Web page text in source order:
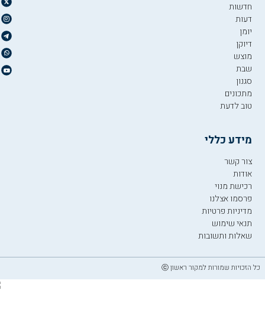
חדשות
דעות
יומן
דיוקן
מוצש
שבת
סגנון
מתכונים
טוב לדעת
מידע כללי
צור קשר
אודות
רכישת מנוי
פרסמו אצלנו
מדיניות פרטיות
תנאי שימוש
שאלות ותשובות
כל הזכויות שמורות למקור ראשון ⓒ